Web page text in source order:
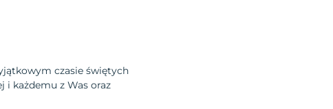
czasie świętych
i każdemu z Was oraz